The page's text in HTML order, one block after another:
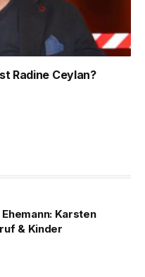
Radine Ceylan?
Karsten
& Kinder